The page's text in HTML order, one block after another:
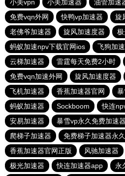
小美vpn
小美加速器
油管加速
免费vqn外网
快鸭vp加速器 旋
老佛爷加速器
旋风加速度器
蚂蚁加速npv下载官网ios
飞狗加
云梯加速器
雷霆每天免费2小时
免费vqn加速外网
旋风加速度器
飞机加速器
香蕉加速器官网
蚂蚁加速器
Sockboom 快连
安易加速器
暴雪vp永久免费加速
爬梯子加速器
免费梯子加速器永
香蕉加速器官网正版
风驰加速器
极光加速器
快连加速器app
永